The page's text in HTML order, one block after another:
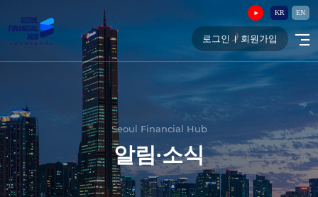
KR EN
로그인 회원가입
Seoul Financial Hub
알림∙소식